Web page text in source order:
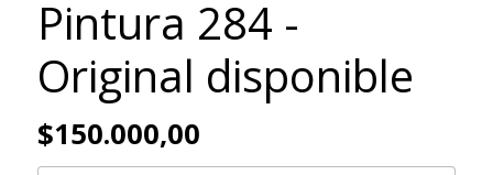
Pintura 284 -
Original disponible
$150.000,00